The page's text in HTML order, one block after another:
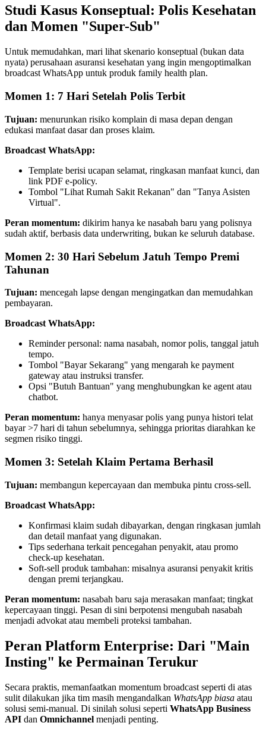
Studi Kasus Konseptual: Polis Kesehatan
dan Momen "Super-Sub"
Untuk memudahkan, mari lihat skenario konseptual (bukan data
nyata) perusahaan asuransi kesehatan yang ingin mengoptimalkan
broadcast WhatsApp untuk produk family health plan.
Momen 1: 7 Hari Setelah Polis Terbit
Tujuan: menurunkan risiko komplain di masa depan dengan
edukasi manfaat dasar dan proses klaim.
Broadcast WhatsApp:
Template berisi ucapan selamat, ringkasan manfaat kunci, dan
link PDF e-policy.
Tombol "Lihat Rumah Sakit Rekanan" dan "Tanya Asisten
Virtual".
Peran momentum: dikirim hanya ke nasabah baru yang polisnya
sudah aktif, berbasis data underwriting, bukan ke seluruh database.
Momen 2: 30 Hari Sebelum Jatuh Tempo Premi
Tahunan
Tujuan: mencegah lapse dengan mengingatkan dan memudahkan
pembayaran.
Broadcast WhatsApp:
Reminder personal: nama nasabah, nomor polis, tanggal jatuh
tempo.
Tombol "Bayar Sekarang" yang mengarah ke payment
gateway atau instruksi transfer.
Opsi "Butuh Bantuan" yang menghubungkan ke agent atau
chatbot.
Peran momentum: hanya menyasar polis yang punya histori telat
bayar >7 hari di tahun sebelumnya, sehingga prioritas diarahkan ke
segmen risiko tinggi.
Momen 3: Setelah Klaim Pertama Berhasil
Tujuan: membangun kepercayaan dan membuka pintu cross-sell.
Broadcast WhatsApp:
Konfirmasi klaim sudah dibayarkan, dengan ringkasan jumlah
dan detail manfaat yang digunakan.
Tips sederhana terkait pencegahan penyakit, atau promo
check-up kesehatan.
Soft-sell produk tambahan: misalnya asuransi penyakit kritis
dengan premi terjangkau.
Peran momentum: nasabah baru saja merasakan manfaat; tingkat
kepercayaan tinggi. Pesan di sini berpotensi mengubah nasabah
menjadi advokat atau membeli proteksi tambahan.
Peran Platform Enterprise: Dari "Main
Insting" ke Permainan Terukur
Secara praktis, memanfaatkan momentum broadcast seperti di atas
sulit dilakukan jika tim masih mengandalkan WhatsApp biasa atau
solusi semi-manual. Di sinilah solusi seperti WhatsApp Business
API dan Omnichannel menjadi penting.